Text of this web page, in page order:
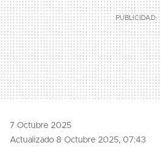
7 Octubre 2025
Actualizado 8 Octubre 2025, 07:43